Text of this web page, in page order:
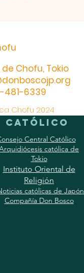
Chofu, Tokio
481-6339
Chofu 2024
católico
Central Católico
católica de
Tokio
Instituto Oriental de
Religión
católicas de Japón
Compañía Don Bosco